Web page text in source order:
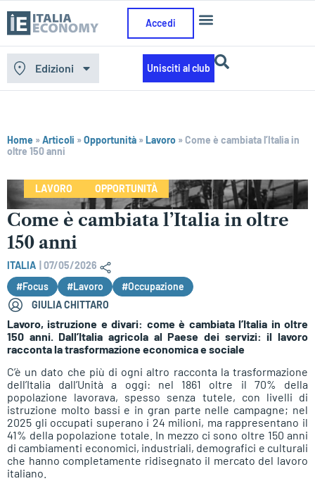
Accedi
Edizioni Unisciti al club
Home »Articoli »Opportunità »Lavoro »Come è cambiata l’Italia in
oltre 150 anni
LAVORO OPPORTUNITÀ
Come è cambiata l’Italia in oltre
150 anni
ITALIA
07/05/2026
#Focus
#Lavoro
#Occupazione
GIULIA CHITTARO
Lavoro, istruzione e divari: come è cambiata l’Italia in oltre
150 anni. Dall’Italia agricola al Paese dei servizi: il lavoro
racconta la trasformazione economica e sociale
C’è un dato che più di ogni altro racconta la trasformazione
dell’Italia dall’Unità a oggi: nel 1861 oltre il 70% della
popolazione lavorava, spesso senza tutele, con livelli di
istruzione molto bassi e in gran parte nelle campagne; nel
2025 gli occupati superano i 24 milioni, ma rappresentano il
41% della popolazione totale. In mezzo ci sono oltre 150 anni
di cambiamenti economici, industriali, demografici e culturali
che hanno completamente ridisegnato il mercato del lavoro
italiano.